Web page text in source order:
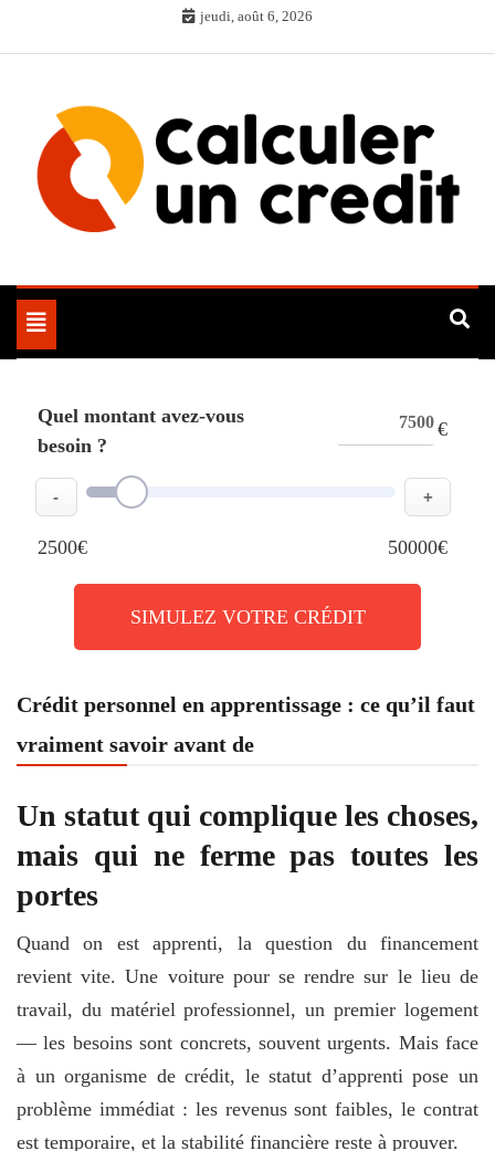
jeudi, août 6, 2026
Toggle
navigation
Quel montant avez-vous
besoin ?
€
- +
2500€ 50000€
SIMULEZ VOTRE CRÉDIT
Crédit personnel en apprentissage : ce qu’il faut
vraiment savoir avant de
Un statut qui complique les choses,
mais qui ne ferme pas toutes les
portes
Quand on est apprenti, la question du financement
revient vite. Une voiture pour se rendre sur le lieu de
travail, du matériel professionnel, un premier logement
— les besoins sont concrets, souvent urgents. Mais face
à un organisme de crédit, le statut d’apprenti pose un
problème immédiat : les revenus sont faibles, le contrat
est temporaire, et la stabilité financière reste à prouver.